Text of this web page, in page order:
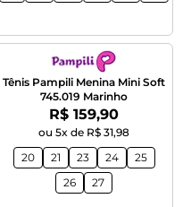
Tênis Pampili Menina Mini Soft
745.019 Marinho
Por:
R$ 159,90
ou 5x de R$ 31,98
20
21 23 24
25
26
27